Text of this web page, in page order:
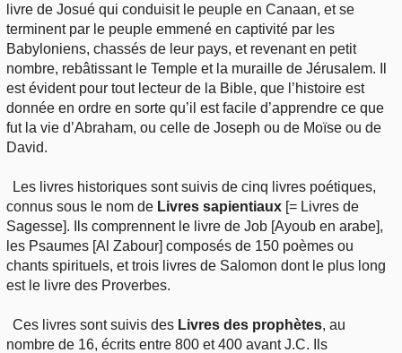
livre de Josué qui conduisit le peuple en Canaan, et se
terminent par le peuple emmené en captivité par les
Babyloniens, chassés de leur pays, et revenant en petit
nombre, rebâtissant le Temple et la muraille de Jérusalem. Il
est évident pour tout lecteur de la Bible, que l’histoire est
donnée en ordre en sorte qu’il est facile d’apprendre ce que
fut la vie d’Abraham, ou celle de Joseph ou de Moïse ou de
David.
Les livres historiques sont suivis de cinq livres poétiques,
connus sous le nom de Livres sapientiaux [= Livres de
Sagesse]. Ils comprennent le livre de Job [Ayoub en arabe],
les Psaumes [Al Zabour] composés de 150 poèmes ou
chants spirituels, et trois livres de Salomon dont le plus long
est le livre des Proverbes.
Ces livres sont suivis des Livres des prophètes, au
nombre de 16, écrits entre 800 et 400 avant J.C. Ils